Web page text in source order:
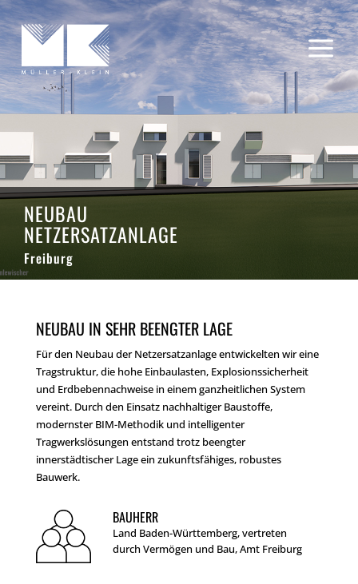
a
NEUBAU
NETZERSATZANLAGE
Freiburg
NEUBAU IN SEHR BEENGTER LAGE
Für den Neubau der Netzersatzanlage entwickelten wir eine
Tragstruktur, die hohe Einbaulasten, Explosionssicherheit
und Erdbebennachweise in einem ganzheitlichen System
vereint. Durch den Einsatz nachhaltiger Baustoffe,
modernster BIM-Methodik und intelligenter
Tragwerkslösungen entstand trotz beengter
innerstädtischer Lage ein zukunftsfähiges, robustes
Bauwerk.
BAUHERR
Land Baden-Württemberg, vertreten
durch Vermögen und Bau, Amt Freiburg